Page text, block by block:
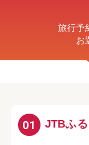
旅行予
お
01 JTBふ